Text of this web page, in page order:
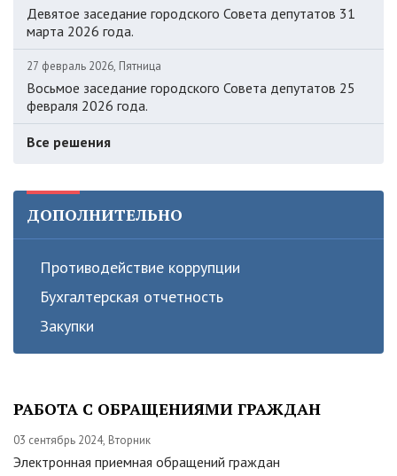
Девятое заседание городского Совета депутатов 31
марта 2026 года.
27 февраль 2026, Пятница
Восьмое заседание городского Совета депутатов 25
февраля 2026 года.
Все решения
ДОПОЛНИТЕЛЬНО
Противодействие коррупции
Бухгалтерская отчетность
Закупки
РАБОТА С ОБРАЩЕНИЯМИ ГРАЖДАН
03 сентябрь 2024, Вторник
Электронная приемная обращений граждан